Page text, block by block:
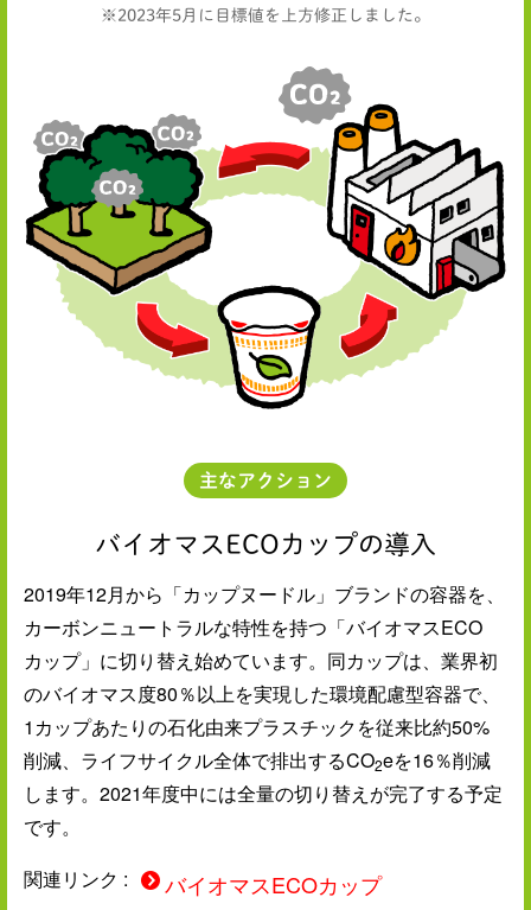
※2023年5月に目標値を上方修正しました。
主なアクション
バイオマスECOカップの導入
2019年12月から「カップヌードル」ブランドの容器を、
カーボンニュートラルな特性を持つ「バイオマスECO
カップ」に切り替え始めています。同カップは、業界初
のバイオマス度80％以上を実現した環境配慮型容器で、
1カップあたりの石化由来プラスチックを従来比約50%
削減、ライフサイクル全体で排出するCO2eを16％削減
します。2021年度中には全量の切り替えが完了する予定
です。
関連リンク :
バイオマスECOカップ